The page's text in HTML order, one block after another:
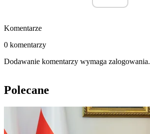
Komentarze
0 komentarzy
Dodawanie komentarzy wymaga zalogowania.
Polecane